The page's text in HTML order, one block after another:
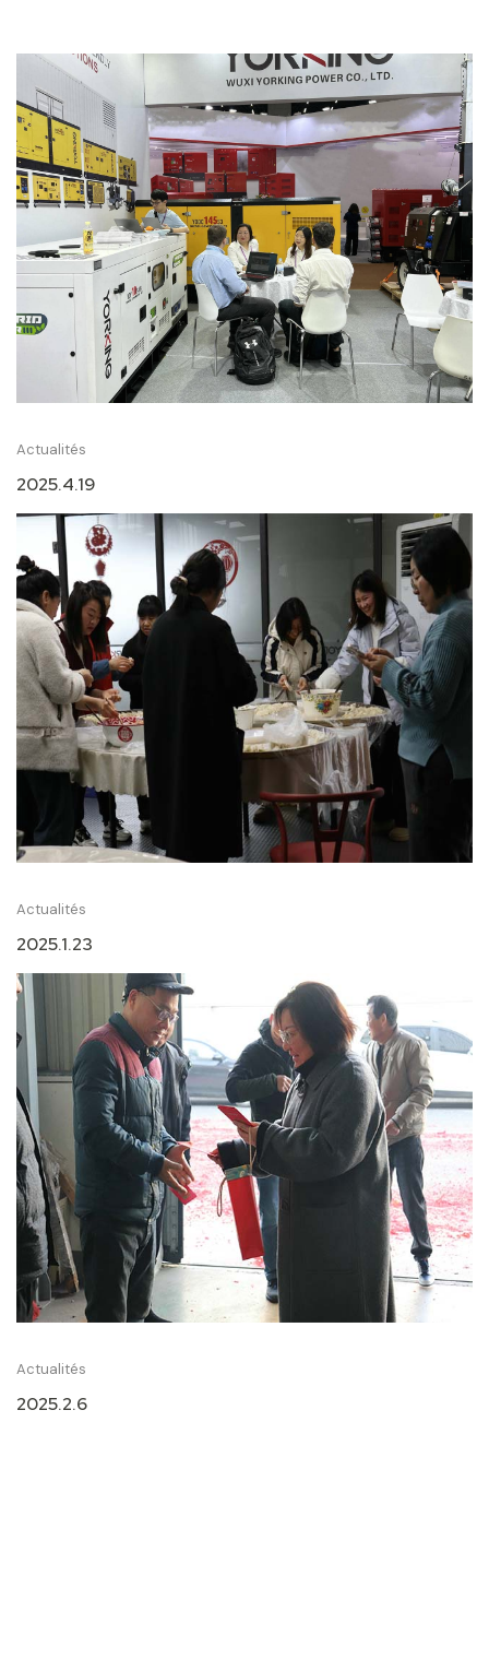
Actualités
2025.4.19
Actualités
2025.1.23
Actualités
2025.2.6